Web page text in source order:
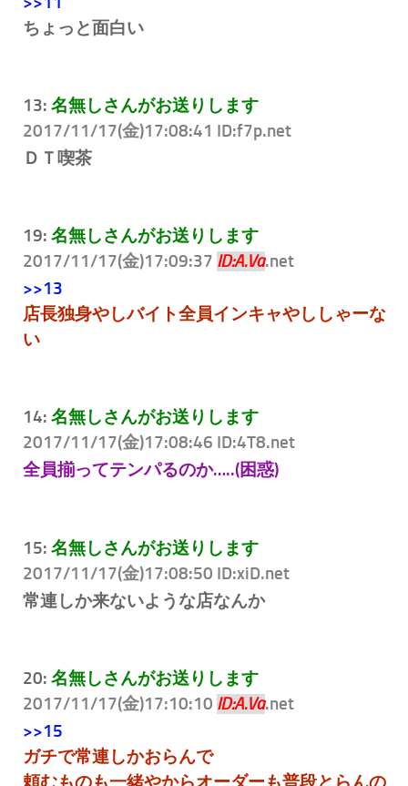
ちょっと面白い
13: 名無しさんがお送りします
2017/11/17(金)17:08:41 ID:f7p.net
ＤＴ喫茶
19: 名無しさんがお送りします
2017/11/17(金)17:09:37 ID:A.Va.net
>>13
店長独身やしバイト全員インキャやししゃーな
い
14: 名無しさんがお送りします
2017/11/17(金)17:08:46 ID:4T8.net
全員揃ってテンパるのか…..(困惑)
15: 名無しさんがお送りします
2017/11/17(金)17:08:50 ID:xiD.net
常連しか来ないような店なんか
20: 名無しさんがお送りします
2017/11/17(金)17:10:10 ID:A.Va.net
>>15
ガチで常連しかおらんで